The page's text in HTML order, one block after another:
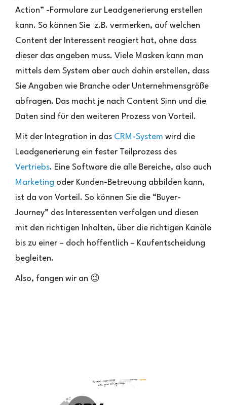
Action” -Formulare zur Leadgenerierung erstellen
kann. So können Sie z.B. vermerken, auf welchen
Content der Interessent reagiert hat, ohne dass
dieser das angeben muss. Viele Masken kann man
mittels dem System aber auch dahin erstellen, dass
Sie Angaben wie Branche oder Unternehmensgröße
abfragen. Das macht je nach Content Sinn und die
Daten sind für den weiteren Prozess von Vorteil.
Mit der Integration in das CRM-System wird die
Leadgenerierung ein fester Teilprozess des
Vertriebs. Eine Software die alle Bereiche, also auch
Marketing oder Kunden-Betreuung abbilden kann,
ist da von Vorteil. So können Sie die “Buyer-
Journey” des Interessenten verfolgen und diesen
mit den richtigen Inhalten, über die richtigen Kanäle
bis zu einer – doch hoffentlich – Kaufentscheidung
begleiten.
Also, fangen wir an 😉